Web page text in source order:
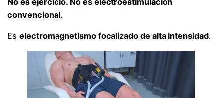
No es ejercicio. No es electroestimulación
convencional.
Eselectromagnetismo focalizado de alta intensidad.